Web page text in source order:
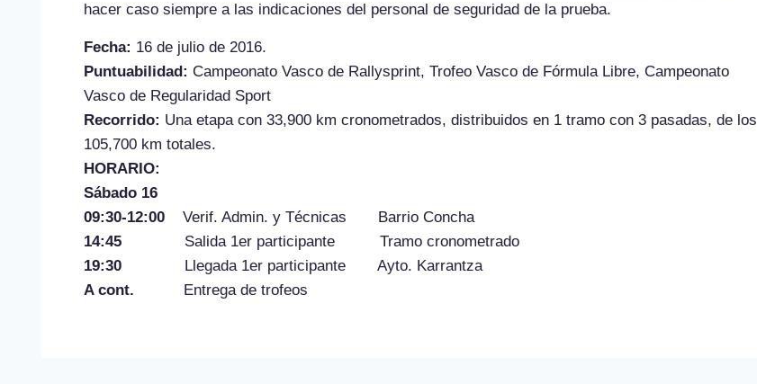
hacer caso siempre a las indicaciones del personal de seguridad de la prueba.
Fecha: 16 de julio de 2016.
Puntuabilidad: Campeonato Vasco de Rallysprint, Trofeo Vasco de Fórmula Libre, Campeonato
Vasco de Regularidad Sport
Recorrido: Una etapa con 33,900 km cronometrados, distribuidos en 1 tramo con 3 pasadas, de los
105,700 km totales.
HORARIO:
Sábado 16
09:30-12:00Verif. Admin. y Técnicas Barrio Concha
14:45Salida 1er participante Tramo cronometrado
19:30Llegada 1er participante Ayto. Karrantza
A cont. Entrega de trofeos